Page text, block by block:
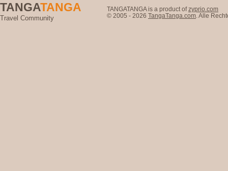
TANGATANGA
Travel Community
TANGATANGA is a product ofzyprio.com
© 2005 - 2026 TangaTanga.com . Alle